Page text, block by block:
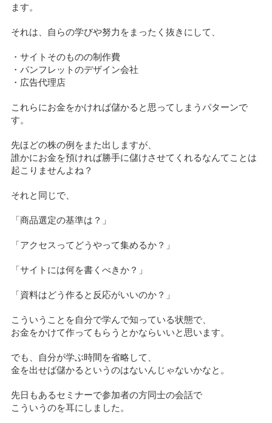
ます。
それは、自らの学びや努力をまったく抜きにして、
・サイトそのものの制作費
・パンフレットのデザイン会社
・広告代理店
これらにお金をかければ儲かると思ってしまうパターンで
す。
先ほどの株の例をまた出しますが、
誰かにお金を預ければ勝手に儲けさせてくれるなんてことは
起こりませんよね？
それと同じで、
「商品選定の基準は？」
「アクセスってどうやって集めるか？」
「サイトには何を書くべきか？」
「資料はどう作ると反応がいいのか？」
こういうことを自分で学んで知っている状態で、
お金をかけて作ってもらうとかならいいと思います。
でも、自分が学ぶ時間を省略して、
金を出せば儲かるというのはないんじゃないかなと。
先日もあるセミナーで参加者の方同士の会話で
こういうのを耳にしました。